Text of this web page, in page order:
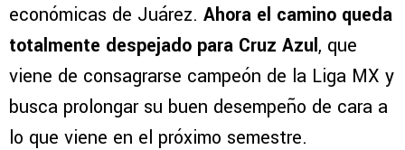
económicas de Juárez. Ahora el camino queda
totalmente despejado para Cruz Azul, que
viene de consagrarse campeón de la Liga MX y
busca prolongar su buen desempeño de cara a
lo que viene en el próximo semestre.